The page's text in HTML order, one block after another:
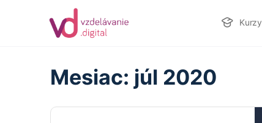
Kurzy
Mesiac: júl 2020